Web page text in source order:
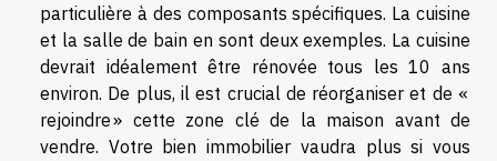
particulière à des composants spécifiques. La cuisine
et la salle de bain en sont deux exemples. La cuisine
devrait idéalement être rénovée tous les 10 ans
environ. De plus, il est crucial de réorganiser et de «
rejoindre » cette zone clé de la maison avant de
vendre. Votre bien immobilier vaudra plus si vous